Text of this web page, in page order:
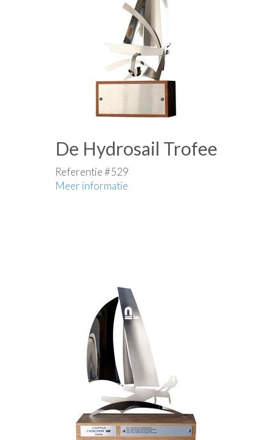
De Hydrosail Trofee
Referentie #529
Meer informatie